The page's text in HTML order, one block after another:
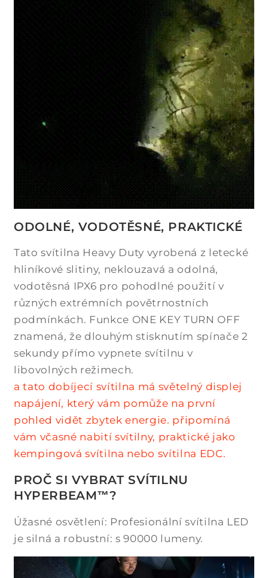
ODOLNÉ, VODOTĚSNÉ, PRAKTICKÉ
Tato svítilna Heavy Duty vyrobená z letecké
hliníkové slitiny, neklouzavá a odolná,
vodotěsná IPX6 pro pohodlné použití v
různých extrémních povětrnostních
podmínkách. Funkce ONE KEY TURN OFF
znamená, že dlouhým stisknutím spínače 2
sekundy přímo vypnete svítilnu v
libovolných režimech.
a tato dobíjecí svítilna má světelný displej
napájení, který vám pomůže na první
pohled vidět zbytek energie. připomíná
vám včasné nabití svítilny, praktické jako
kempingová svítilna nebo svítilna EDC.
PROČ SI VYBRAT SVÍTILNU
HYPERBEAM™?
Úžasné osvětlení: Profesionální svítilna LED
je silná a robustní: s 90000 lumeny.